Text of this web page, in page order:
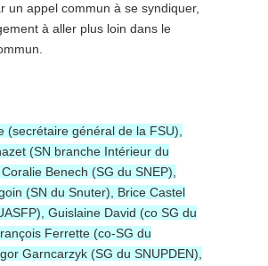
un appel commun à se syndiquer,
à aller plus loin dans le
(secrétaire général de la FSU),
(SN branche Intérieur du
Benech (SG du SNEP),
(SN du Snuter), Brice Castel
Guislaine David (co SG du
Ferrette (co-SG du
Garncarzyk (SG du SNUPDEN),